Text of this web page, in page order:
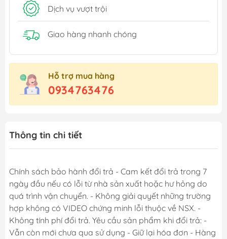
Dịch vụ vượt trội
Giao hàng nhanh chóng
Hỗ trợ mua hàng
0934763476
Thông tin chi tiết
Chính sách bảo hành đổi trả - Cam kết đổi trả trong 7
ngày đầu nếu có lỗi từ nhà sản xuất hoặc hư hỏng do
quá trình vận chuyển. - Không giải quyết những trường
hợp không có VIDEO chứng minh lỗi thuộc về NSX. -
Không tính phí đổi trả. Yêu cầu sản phẩm khi đổi trả: -
Vẫn còn mới chưa qua sử dụng - Giữ lại hóa đơn - Hàng